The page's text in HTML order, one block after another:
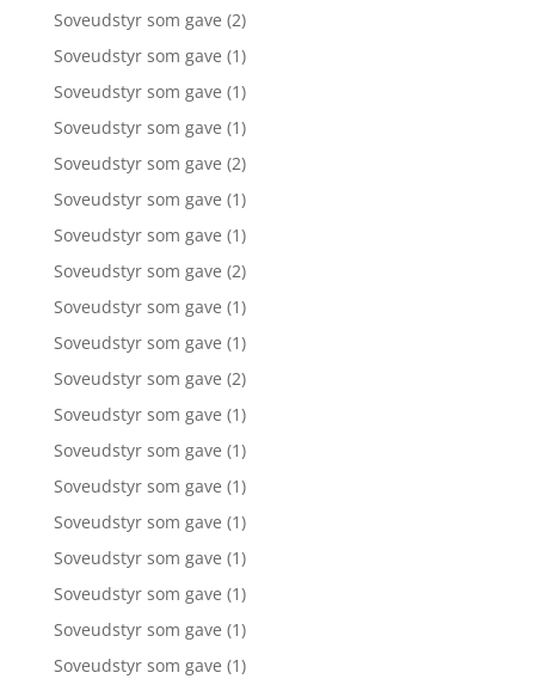
Soveudstyr som gave (2)
Soveudstyr som gave (1)
Soveudstyr som gave (1)
Soveudstyr som gave (1)
Soveudstyr som gave (2)
Soveudstyr som gave (1)
Soveudstyr som gave (1)
Soveudstyr som gave (2)
Soveudstyr som gave (1)
Soveudstyr som gave (1)
Soveudstyr som gave (2)
Soveudstyr som gave (1)
Soveudstyr som gave (1)
Soveudstyr som gave (1)
Soveudstyr som gave (1)
Soveudstyr som gave (1)
Soveudstyr som gave (1)
Soveudstyr som gave (1)
Soveudstyr som gave (1)